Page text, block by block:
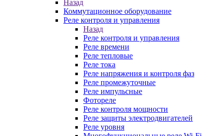
Назад
Коммутационное оборудование
Реле контроля и управления
Назад
Реле контроля и управления
Реле времени
Реле тепловые
Реле тока
Реле напряжения и контроля фаз
Реле промежуточные
Реле импульсные
Фотореле
Реле контроля мощности
Реле защиты электродвигателей
Реле уровня